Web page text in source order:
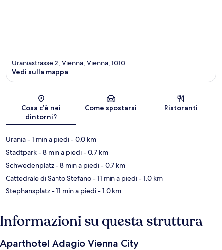
Mappa
Uraniastrasse 2, Vienna, Vienna, 1010
Vedi sulla mappa
Cosa c’è nei
dintorni?
Come spostarsi Ristoranti
Urania- 1 min a piedi- 0.0 km
Stadtpark- 8 min a piedi- 0.7 km
Schwedenplatz- 8 min a piedi- 0.7 km
Cattedrale di Santo Stefano- 11 min a piedi- 1.0 km
Stephansplatz- 11 min a piedi- 1.0 km
Informazioni su questa struttura
Aparthotel Adagio Vienna City